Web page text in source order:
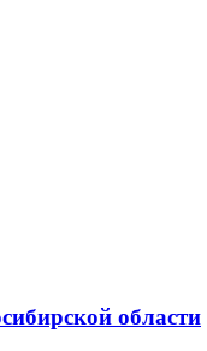
области